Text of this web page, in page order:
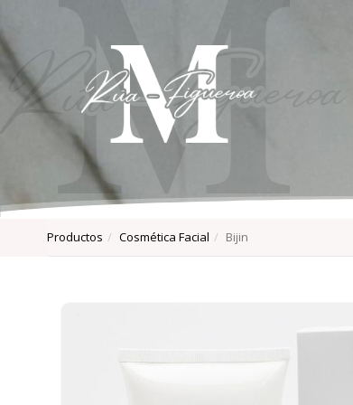
Productos Cosmética Facial Bijin